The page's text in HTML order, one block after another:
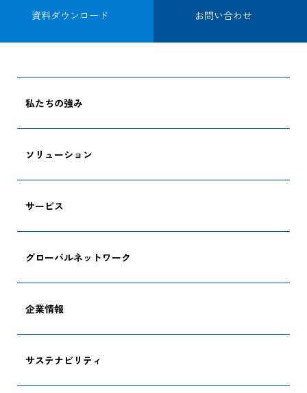
資料ダウンロード お問い合わせ
私たちの強み
ソリューション
サービス
グローバルネットワーク
企業情報
サステナビリティ